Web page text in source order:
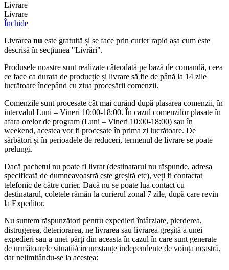
Livrare
Livrare
Închide
Livrarea nu este gratuită și se face prin curier rapid așa cum este
descrisă în secțiunea "Livrări".
Produsele noastre sunt realizate câteodată pe bază de comandă, ceea
ce face ca durata de producție și livrare să fie de până la 14 zile
lucrătoare începând cu ziua procesării comenzii.
Comenzile sunt procesate cât mai curând după plasarea comenzii, în
intervalul Luni – Vineri 10:00-18:00. În cazul comenzilor plasate în
afara orelor de program (Luni – Vineri 10:00-18:00) sau în
weekend, acestea vor fi procesate în prima zi lucrătoare. De
sărbători și în perioadele de reduceri, termenul de livrare se poate
prelungi.
Dacă pachetul nu poate fi livrat (destinatarul nu răspunde, adresa
specificată de dumneavoastră este greșită etc), veți fi contactat
telefonic de către curier. Dacă nu se poate lua contact cu
destinatarul, coletele rămân la curierul zonal 7 zile, după care revin
la Expeditor.
Nu suntem răspunzători pentru expedieri întârziate, pierderea,
distrugerea, deteriorarea, ne livrarea sau livrarea greșită a unei
expedieri sau a unei părți din aceasta în cazul în care sunt generate
de următoarele situații/circumstanțe independente de voința noastră,
dar nelimitându-se la acestea: